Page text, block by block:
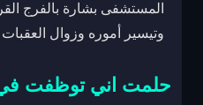
المستشفى بشارة بالفرج
وتيسير أموره وزوال
حلمت اني توظفت